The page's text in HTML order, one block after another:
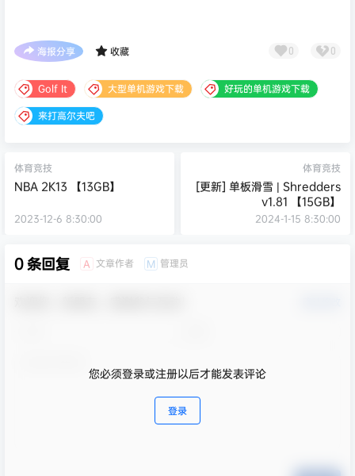
海报分享 收藏 0 0
Golf It 大型单机游戏下载
好玩的单机游戏下载
来打高尔夫吧
体育竞技
NBA 2K13 【13GB】
2023-12-6 8:30:00
体育竞技
[更新] 单板滑雪 | Shredders
v1.81 【15GB】
2024-1-15 8:30:00
0 条回复 A 文章作者 M 管理员
您必须登录或注册以后才能发表评论
登录